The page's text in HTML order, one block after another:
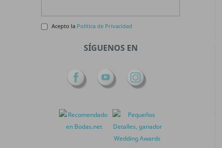
Acepto la Política de Privacidad
SÍGUENOS EN
Facebook YouTube